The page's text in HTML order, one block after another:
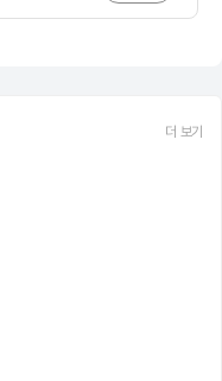
더 보기